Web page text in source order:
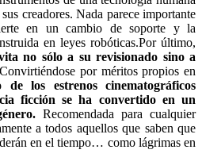
creadores. Nada parece importante
en un cambio de soporte y la
en leyes robóticas.Por último,
no sólo a su revisionado sino a
por méritos propios en
los estrenos cinematográficos
ficción se ha convertido en un
Recomendada para cualquier
a todos aquellos que saben que
en el tiempo… como lágrimas en